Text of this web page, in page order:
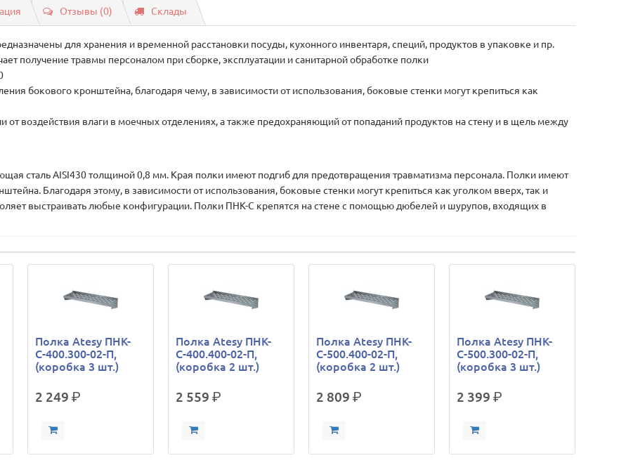
Отзывы (0) Склады
для хранения и временной расстановки посуды, кухонного инвентаря, специй, продуктов в упаковке и пр.
получение травмы персоналом при сборке, эксплуатации и санитарной обработке полки
бокового кронштейна, благодаря чему, в зависимости от использования, боковые стенки могут крепиться как
воздействия влаги в моечных отделениях, а также предохраняющий от попаданий продуктов на стену и в щель между
сталь AISI430 толщиной 0,8 мм. Края полки имеют подгиб для предотвращения травматизма персонала. Полки имеют
Благодаря этому, в зависимости от использования, боковые стенки могут крепиться как уголком вверх, так и
выстраивать любые конфигурации. Полки ПНК-С крепятся на стене с помощью дюбелей и шурупов, входящих в
Полка Atesy ПНК-
С-400.300-02-П,
(коробка 3 шт.)
2 249р.
Полка Atesy ПНК-
С-400.400-02-П,
(коробка 2 шт.)
2 559р.
Полка Atesy ПНК-
С-500.400-02-П,
(коробка 2 шт.)
2 809р.
Полка Atesy ПНК-
С-500.300-02-П,
(коробка 3 шт.)
2 399р.